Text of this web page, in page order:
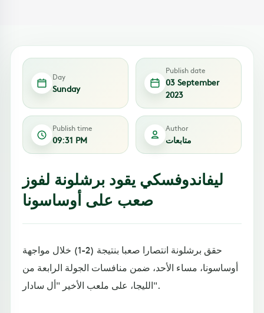
Day
Sunday
Publish date
03 September
2023
Publish time
09:31 PM
Author
متابعات
ليفاندوفسكي يقود برشلونة لفوز
صعب على أوساسونا
حقق برشلونة انتصارا صعبا بنتيجة (2-1) خلال مواجهة
أوساسونا، مساء الأحد، ضمن منافسات الجولة الرابعة من
الليجا، على ملعب الأخير "أل سادار".